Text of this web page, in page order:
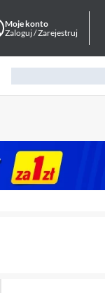
Moje konto
Zaloguj / Zarejestruj